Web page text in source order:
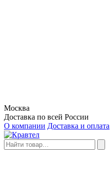
Москва
Доставка по всей России
О компании Доставка и оплата